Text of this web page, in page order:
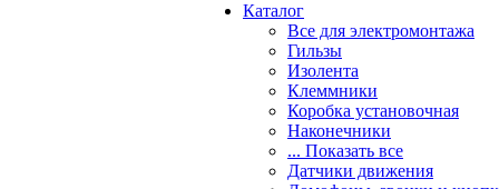
Каталог
Все для электромонтажа
Гильзы
Изолента
Клеммники
Коробка установочная
Наконечники
... Показать все
Датчики движения